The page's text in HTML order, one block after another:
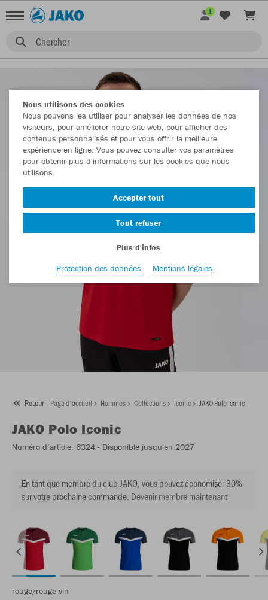
Chercher
1
Retour Page d'accueil Hommes Collections Iconic JAKO Polo Iconic
JAKO Polo Iconic
Numéro d’article: 6324 - Disponible jusqu'en 2027
En tant que membre du club JAKO, vous pouvez économiser 30%
sur votre prochaine commande. Devenir membre maintenant
rouge/rouge vin
Nous utilisons des cookies
Nous pouvons les utiliser pour analyser les données de nos
visiteurs, pour améliorer notre site web, pour afficher des
contenus personnalisés et pour vous offrir la meilleure
expérience en ligne. Vous pouvez consulter vos paramètres
pour obtenir plus d'informations sur les cookies que nous
utilisons.
Accepter tout
Tout refuser
Plus d'infos
Protection des données
Mentions légales